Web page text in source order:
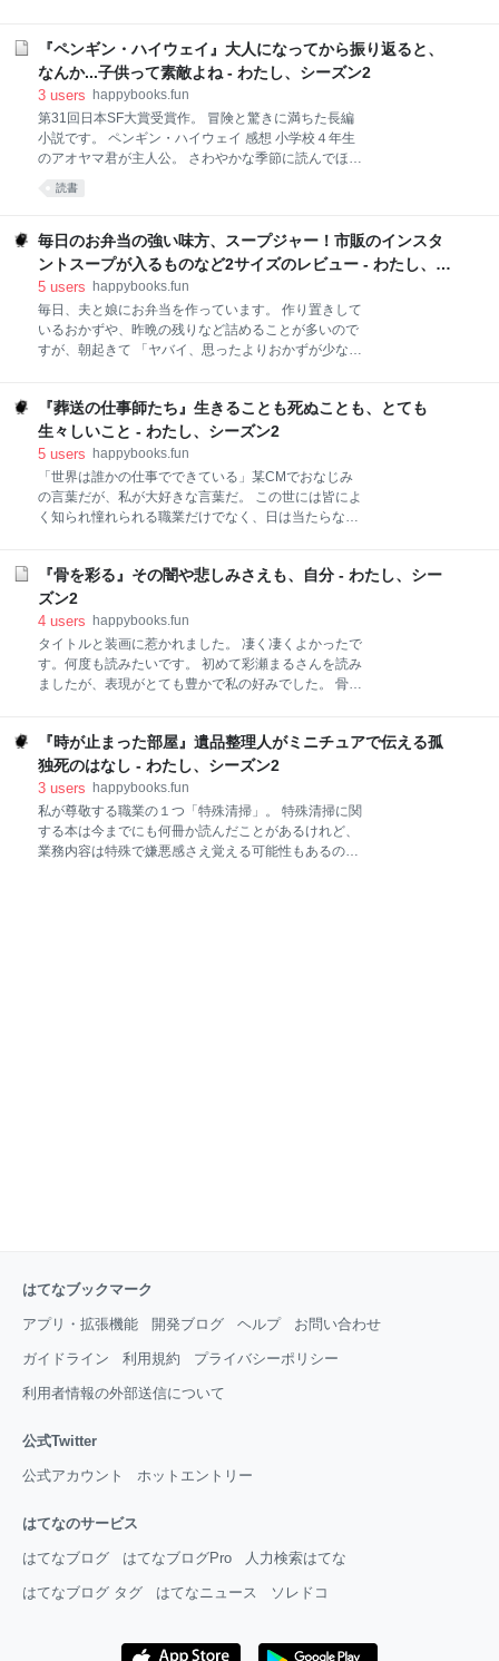
たことが強烈な成功体験として残っているそうです。
本書では、前田さんの熱いメモへの気持ちが溢れてい
ます。 また、「ファクト→抽象化→転用」という独自
の
です。10年前、その教えを守り命をつないだ人たちが
います。人々のあの日の選択とその後の人生を通し
て、避難する事の意味を考えます。 東日本大震災から
10年。 あの日、卒園を間近に控えた娘を保育園にを迎
えに行ったとき、保育園の先生から「東北の方で大き
な地震があった」と聞いて、娘を連れて急いで家に帰
ような恐ろしい映像が映し出されていて、すぐには現
番組では震災当時、中学校3年生（現在25歳）の 菊池
のどかさん を中心に話が進みます。 中学生が小
『ペンギン・ハイウェイ』大人になってから振り返ると、
なんか...子供って素敵よね - わたし、シーズン2
3 users
happybooks.fun
第31回日本SF大賞受賞作。 冒険と驚きに満ちた長編
小説です。 ペンギン・ハイウェイ 感想 小学校４年生
のアオヤマ君が主人公。 さわやかな季節に読んでほし
い、ファンタジーな世界です。 自分の乏しい想像力を
フルに使って読みました。 探検をする道のりなど、頭
場する”不思議なモノ”も自分で思いっきり想像しま
す。 そういったことを1つ1つ丁寧にすることで、より
楽しめる作品だと思います。 アオヤマ君は小学生とは
ヤマ君とお父さんとの会話が私は大好きで、この子が
こういう風に成長したのはお父さんの影響がなんだろ
うな。 アオヤマ君とは全く違う「おバカな小学生」だ
とか「人はいつか死ぬこと」とか「地球はどうやって
始まったのか」ということをぼんやりと考えていたこ
読書
毎日のお弁当の強い味方、スープジャー！市販のインスタ
ントスープが入るものなど2サイズのレビュー - わたし、シ
ーズン2
5 users
happybooks.fun
毎日、夫と娘にお弁当を作っています。 作り置きして
いるおかずや、昨晩の残りなど詰めることが多いので
すが、朝起きて 「ヤバイ、思ったよりおかずが少な
際に使っている２種類（タイガー・サーモス）のスー
プジャーを紹介します。 少し長いですが、お付き合い
いただけると嬉しいです。 お弁当にプラスでちょうど
いい♪サイドメニューにピッタリサイズ！タイガーのス
ープジャー（250ml） 具沢山のスープやみそ汁には、
サーモスのスープジャー（300ml） スープジャーサイ
の場合 ランチセットも揃えたい時 保温力の違いは？
スープジャーを使うにあたって大切なことを4つ！ 最
『葬送の仕事師たち』生きることも死ぬことも、とても
生々しいこと - わたし、シーズン2
5 users
happybooks.fun
「世界は誰かの仕事でできている」某CMでおなじみ
の言葉だが、私が大好きな言葉だ。 この世には皆によ
く知られ憧れられる職業だけでなく、日は当たらない
主人公である。 葬送の仕事師たち 感想 100歳を超える
祖母を介護している私の母は「こんな風に（祖母のよ
うに）なるのが辛いから長生きしたくない」が、最近
の口癖になっている。 私は「そうだね~」と返事しつ
つも....実は死ぬのが怖い。 苦しみや痛みに対する恐怖
というよりは、ただただ「死ぬ」ということが怖い。
病院で亡くなった祖父を自宅まで送り、湯灌し白装束
を着せてくださった葬儀社の方のことを今でも覚えて
いる。 亡きがらに触れテキパキと進めていく姿を見
『骨を彩る』その闇や悲しみさえも、自分 - わたし、シー
ズン2
4 users
happybooks.fun
タイトルと装画に惹かれました。 凄く凄くよかったで
す。何度も読みたいです。 初めて彩瀬まるさんを読み
ましたが、表現がとても豊かで私の好みでした。 骨を
ている、暗く黒いもの。そういったものを抱えながら
生きる。 そしてそれを人には見られたくなくて隠す。
でも自分だけで抱えるのは苦しい...そんな風に葛藤し
ながら、それでも生きる。 自分の黒い部分しか見えな
いときは、自分の骨は黒く濁り、周りの景色さえもモ
ノクロに見える。けれど...それらは、あるふとした瞬
『時が止まった部屋』遺品整理人がミニチュアで伝える孤
独死のはなし - わたし、シーズン2
3 users
happybooks.fun
私が尊敬する職業の１つ「特殊清掃」。 特殊清掃に関
する本は今までにも何冊か読んだことがあるけれど、
業務内容は特殊で嫌悪感さえ覚える可能性もあるの
はてなブックマーク
アプリ・拡張機能 開発ブログ ヘルプ お問い合わせ
ガイドライン 利用規約 プライバシーポリシー
利用者情報の外部送信について
公式Twitter
公式アカウント ホットエントリー
はてなのサービス
はてなブログ はてなブログPro 人力検索はてな
はてなブログ タグ はてなニュース ソレドコ